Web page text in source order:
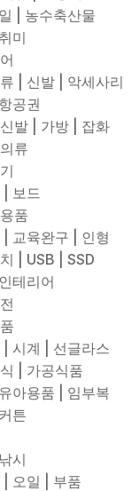
| 농수축산물
미
| 신발 | 악세사리
공권
발 | 가방 | 잡화
류
| 보드
품
| 교육완구 | 인형
| USB | SSD
테리어
| 시계 | 선글라스
| 가공식품
아용품 | 임부복
튼
시
| 오일 | 부품